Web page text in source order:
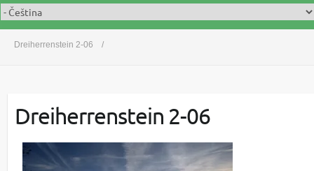
e
n
Dreiherrenstein 2-06
Dreiherrenstein 2-06